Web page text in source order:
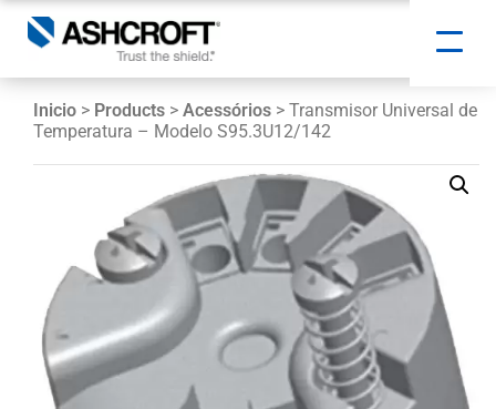
Inicio > Products > Acessórios > Transmisor Universal de
Temperatura – Modelo S95.3U12/142